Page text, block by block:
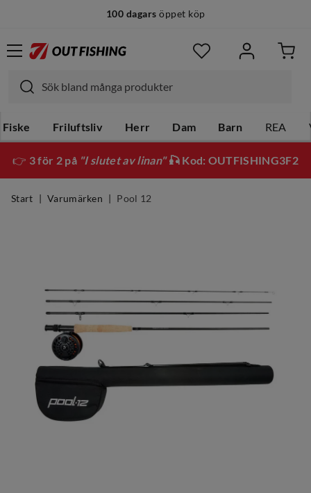
100 dagars öppet köp
Fiske Friluftsliv Herr Dam Barn REA
👉 3 för 2 på "I slutet av linan"🎣 Kod: OUTFISHING3F2
Start Varumärken Pool 12